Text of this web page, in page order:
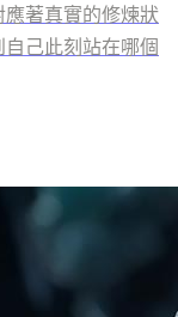
著真實的修煉狀
己此刻站在哪個